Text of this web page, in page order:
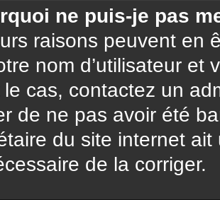
ne puis-je pas
raisons peuvent en
nom d’utilisateur et
cas, contactez un
de ne pas avoir été
du site internet
de la corriger.